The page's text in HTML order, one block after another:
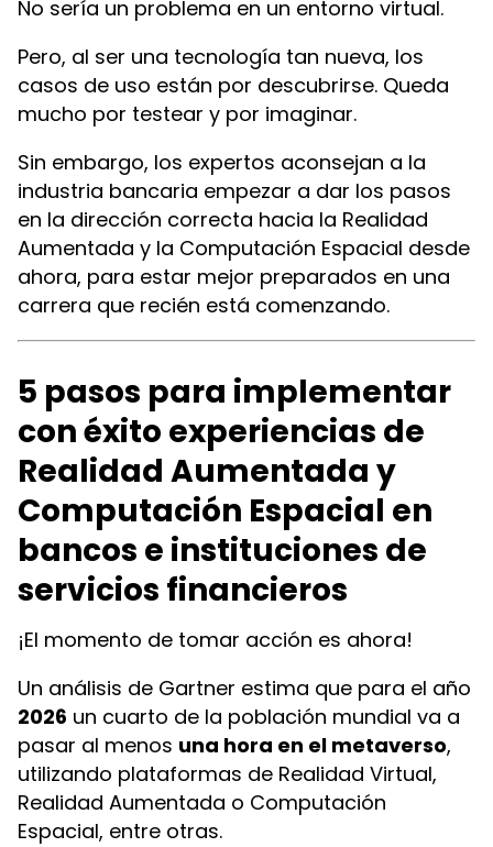
No sería un problema en un entorno virtual.
Pero, al ser una tecnología tan nueva, los
casos de uso están por descubrirse. Queda
mucho por testear y por imaginar.
Sin embargo, los expertos aconsejan a la
industria bancaria empezar a dar los pasos
en la dirección correcta hacia la Realidad
Aumentada y la Computación Espacial desde
ahora, para estar mejor preparados en una
carrera que recién está comenzando.
5 pasos para implementar
con éxito experiencias de
Realidad Aumentada y
Computación Espacial en
bancos e instituciones de
servicios financieros
¡El momento de tomar acción es ahora!
Un análisis de Gartner estima que para el año
2026 un cuarto de la población mundial va a
pasar al menos una hora en el metaverso,
utilizando plataformas de Realidad Virtual,
Realidad Aumentada o Computación
Espacial, entre otras.